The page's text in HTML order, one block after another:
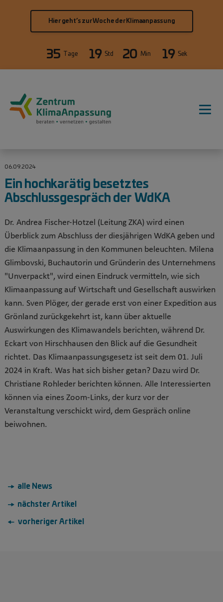
Hier geht’s zur Woche der Klimaanpassung
35 Tage 19 Std 20 Min 19 Sek
06.09.2024
Ein hochkarätig besetztes
Abschlussgespräch der WdKA
Dr. Andrea Fischer-Hotzel (Leitung ZKA) wird einen
Überblick zum Abschluss der diesjährigen WdKA geben und
die Klimaanpassung in den Kommunen beleuchten. Milena
Glimbovski, Buchautorin und Gründerin des Unternehmens
"Unverpackt", wird einen Eindruck vermitteln, wie sich
Klimaanpassung auf Wirtschaft und Gesellschaft auswirken
kann. Sven Plöger, der gerade erst von einer Expedition aus
Grönland zurückgekehrt ist, kann über aktuelle
Auswirkungen des Klimawandels berichten, während Dr.
Eckart von Hirschhausen den Blick auf die Gesundheit
richtet. Das Klimaanpassungsgesetz ist seit dem 01. Juli
2024 in Kraft. Was hat sich bisher getan? Dazu wird Dr.
Christiane Rohleder berichten können. Alle Interessierten
können via eines Zoom-Links, der kurz vor der
Veranstaltung verschickt wird, dem Gespräch online
beiwohnen.
→ alle News
→ nächster Artikel
← vorheriger Artikel